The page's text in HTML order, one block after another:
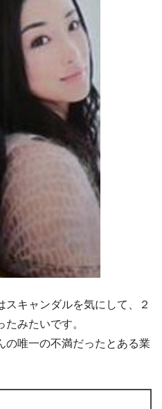
キャンダルを気にして、２
みたいです。
の唯一の不満だったとある業